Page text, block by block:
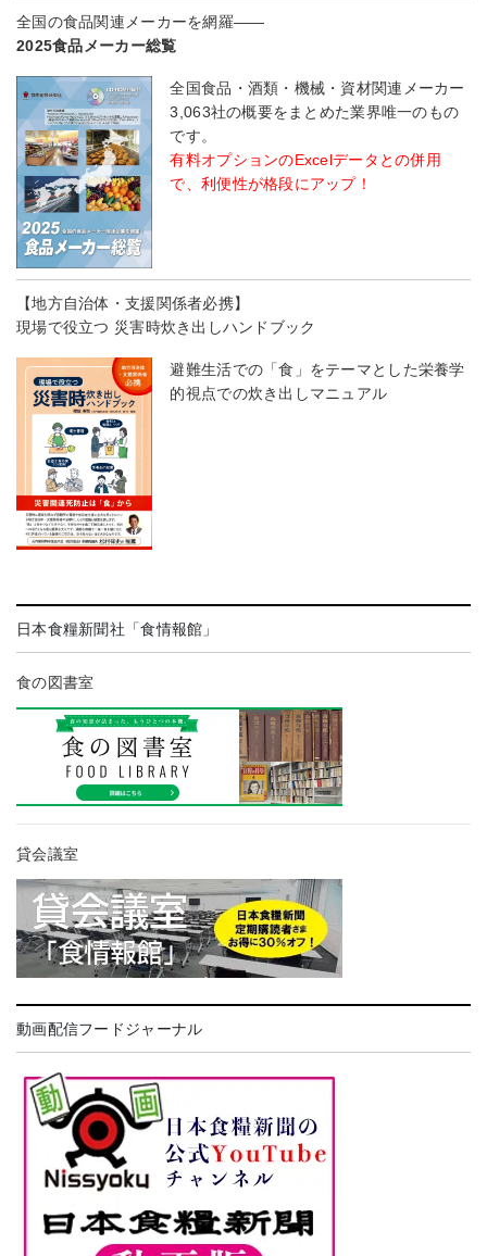
全国の食品関連メーカーを網羅――
2025食品メーカー総覧
全国食品・酒類・機械・資材関連メーカー
3,063社の概要をまとめた業界唯一のもの
です。
有料オプションのExcelデータとの併用
で、利便性が格段にアップ！
【地方自治体・支援関係者必携】
現場で役立つ 災害時炊き出しハンドブック
避難生活での「食」をテーマとした栄養学
的視点での炊き出しマニュアル
日本食糧新聞社「食情報館」
食の図書室
貸会議室
動画配信フードジャーナル